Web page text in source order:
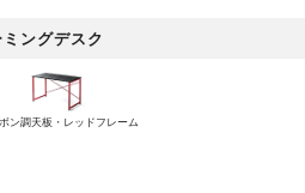
ングデスク
ン調天板・レッドフレーム